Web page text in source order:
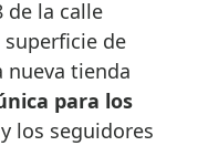
de la calle
superficie de
nueva tienda
para los
y los seguidores